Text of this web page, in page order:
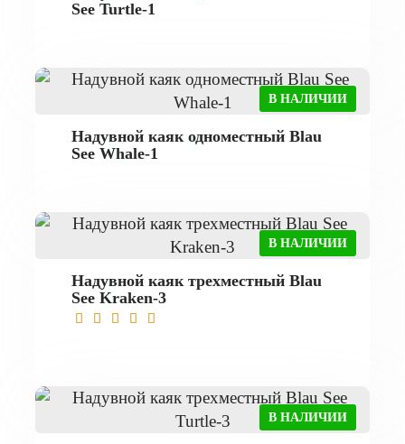
See Turtle-1
В НАЛИЧИИ
Надувной каяк одноместный Blau
See Whale-1
В НАЛИЧИИ
Надувной каяк трехместный Blau
See Kraken-3
В НАЛИЧИИ